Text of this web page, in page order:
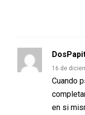
16 de
Cuando
en si